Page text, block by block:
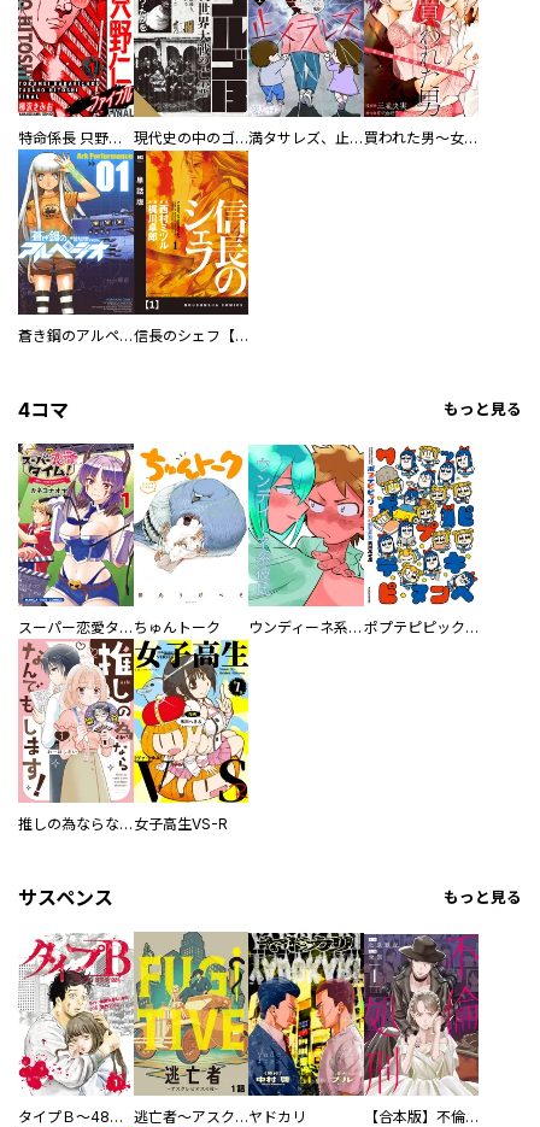
特命係長 只野仁ファイナル 愛蔵版 現代史の中のゴルゴ13 満タサレズ、止メラレズ 買われた男～女性限定快感セラピスト～【描き下ろしおまけ付き特装版】
蒼き鋼のアルペジオ 信長のシェフ【単話版】
4コマ もっと見る
スーパー恋愛タイム！～現場でドＳな彼女は自宅でデレる～ ちゅんトーク ウンディーネ系彼氏 ポプテピピック SEASON EIGHT
推しの為ならなんでもします！ 女子高生VS-R
サスペンス もっと見る
タイプＢ～48時間後、致死率100％～【単話】 逃亡者～アスクレピオスの杖～ヤドカリ 【合本版】不倫処刑